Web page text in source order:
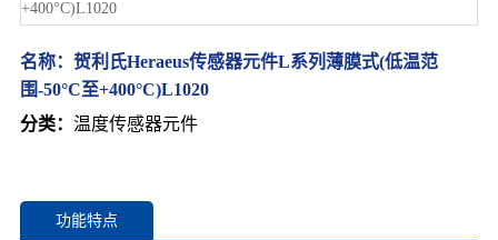
名称： 贺利氏Heraeus传感器元件L系列薄膜式(低温范
围-50°C至+400°C)L1020
分类： 温度传感器元件
功能特点